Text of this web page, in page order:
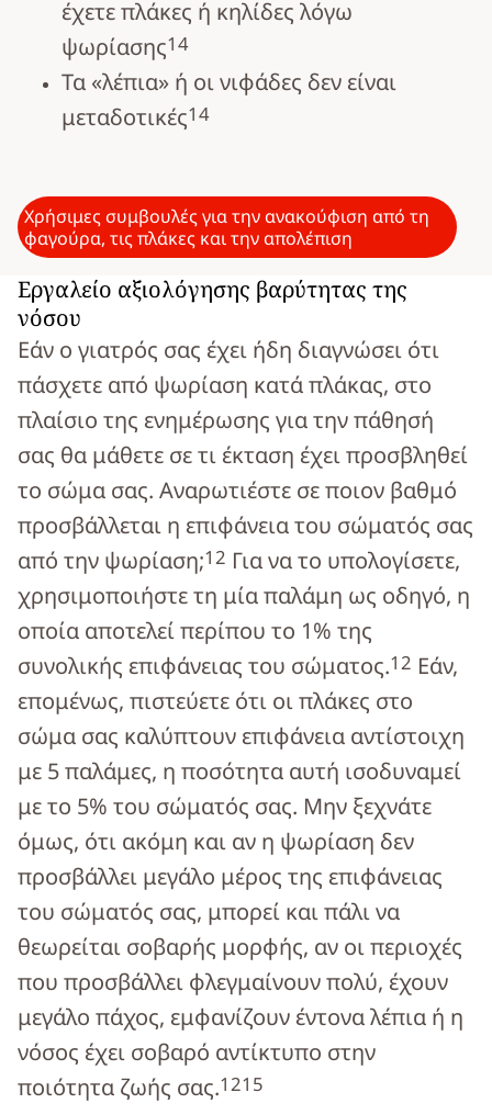
έχετε πλάκες ή κηλίδες λόγω
ψωρίασης14
Τα «λέπια» ή οι νιφάδες δεν είναι
μεταδοτικές14
Χρήσιμες συμβουλές για την ανακούφιση από τη
φαγούρα, τις πλάκες και την απολέπιση
Εργαλείο αξιολόγησης βαρύτητας της
νόσου
Εάν ο γιατρός σας έχει ήδη διαγνώσει ότι
πάσχετε από ψωρίαση κατά πλάκας, στο
πλαίσιο της ενημέρωσης για την πάθησή
σας θα μάθετε σε τι έκταση έχει προσβληθεί
το σώμα σας. Αναρωτιέστε σε ποιον βαθμό
προσβάλλεται η επιφάνεια του σώματός σας
από την ψωρίαση;12 Για να το υπολογίσετε,
χρησιμοποιήστε τη μία παλάμη ως οδηγό, η
οποία αποτελεί περίπου το 1% της
συνολικής επιφάνειας του σώματος.12 Εάν,
επομένως, πιστεύετε ότι οι πλάκες στο
σώμα σας καλύπτουν επιφάνεια αντίστοιχη
με 5 παλάμες, η ποσότητα αυτή ισοδυναμεί
με το 5% του σώματός σας. Μην ξεχνάτε
όμως, ότι ακόμη και αν η ψωρίαση δεν
προσβάλλει μεγάλο μέρος της επιφάνειας
του σώματός σας, μπορεί και πάλι να
θεωρείται σοβαρής μορφής, αν οι περιοχές
που προσβάλλει φλεγμαίνουν πολύ, έχουν
μεγάλο πάχος, εμφανίζουν έντονα λέπια ή η
νόσος έχει σοβαρό αντίκτυπο στην
ποιότητα ζωής σας.1215